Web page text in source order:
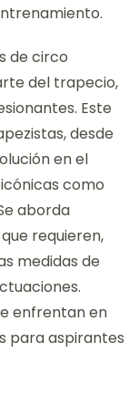
de circo
del trapecio,
Este
desde
en el
como
aborda
requieren,
medidas de
enfrentan en
para aspirantes